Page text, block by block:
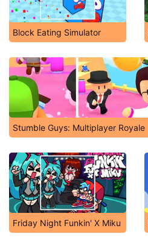
Block Eating Simulator
Stumble Guys: Multiplayer Royale
Friday Night Funkin' X Miku